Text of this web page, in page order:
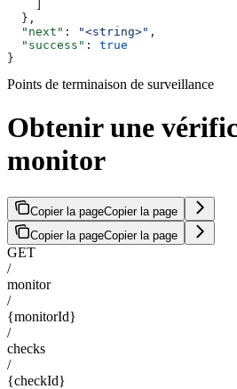
  },
  "next"
: "<string>" ,
  "success"
: true
}
Points de terminaison de surveillance
Obtenir une
monitor
Copier la pageCopier la page
Copier la pageCopier la page
GET
/
monitor
/
{monitorId}
/
checks
/
{checkId}